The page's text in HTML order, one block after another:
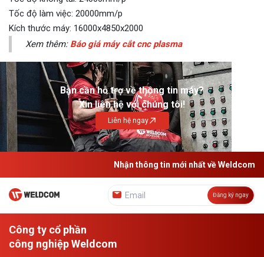
Tốc độ làm việc: 20000mm/p
Kích thước máy: 16000x4850x2000
Xem thêm: Báo giá máy cắt cnc plasma
Bạn cần hỗ trợ về thông tin máy?
Xin liên hệ với chúng tôi!
Liên hệ ngay
Nhận thông tin mới nhất về Weldcom
Đăng ký ngay
Công ty cổ phần
công nghiệp Weldcom